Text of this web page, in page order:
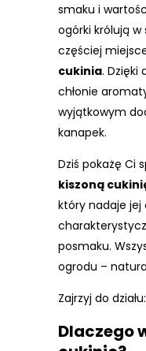
smaku i
ogórki królują w
częściej
cukinia. Dzięki
chłonie
wyjątkowym
kanapek.
Dziś pokażę Ci
kiszoną
który nadaje jej
posmaku.
ogrodu –
Zajrzyj do działu:
Dlaczego